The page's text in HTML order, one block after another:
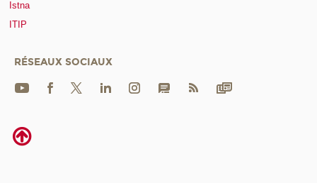
Istna
ITIP
RÉSEAUX SOCIAUX